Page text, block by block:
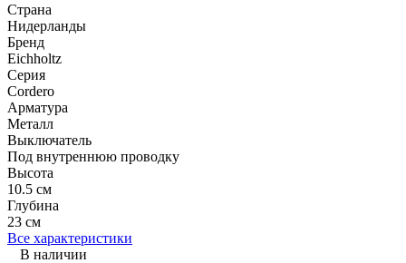
Страна
Нидерланды
Бренд
Eichholtz
Серия
Cordero
Арматура
Металл
Выключатель
Под внутреннюю проводку
Высота
10.5 см
Глубина
23 см
Все характеристики
В наличии